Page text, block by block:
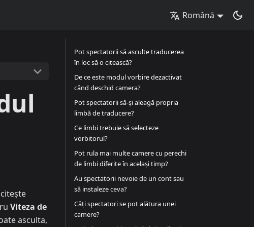
Română
Viteza de
asculta,
Pot spectatorii să asculte traducerea
în loc să o citească?
De ce este modul vorbire dezactivat
când deschid camera?
Pot spectatorii să-și aleagă propria
limbă de traducere?
Ce limbi trebuie să selecteze
vorbitorul?
Pot rula mai multe camere cu perechi
de limbi diferite în același timp?
Au spectatorii nevoie de un cont sau
să instaleze ceva?
Câți spectatori se pot alătura unei
camere?